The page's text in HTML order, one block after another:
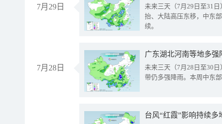
7月29日
未来三天（7月29日至31
抬、大陆高压东移，中东
续。
7月28日
广东湖北河南等地多
未来三天（7月28日至30
带仍多强降雨。本周中东
台风“红霞”影响持续